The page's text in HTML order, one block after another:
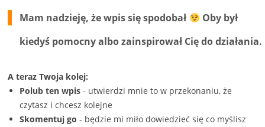
Mam nadzieję, że wpis się spodobał
Oby był
kiedyś pomocny albo zainspirował Cię do działania.
A teraz Twoja kolej:
Polub ten wpis - utwierdzi mnie to w przekonaniu, że
czytasz i chcesz kolejne
Skomentuj go - będzie mi miło dowiedzieć się co myślisz